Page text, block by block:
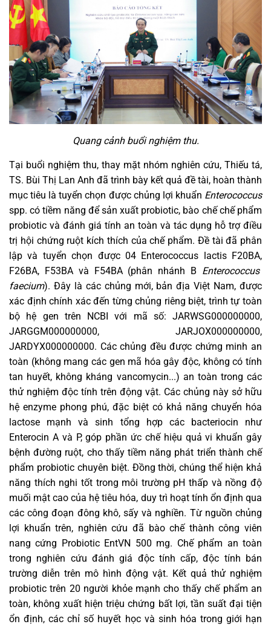
Quang cảnh buổi nghiệm thu.
Tại buổi nghiệm thu, thay mặt nhóm nghiên cứu, Thiếu tá,
TS. Bùi Thị Lan Anh đã trình bày kết quả đề tài, hoàn thành
mục tiêu là tuyển chọn được chủng lợi khuẩn Enterococcus
spp. có tiềm năng để sản xuất probiotic, bào chế chế phẩm
probiotic và đánh giá tính an toàn và tác dụng hỗ trợ điều
trị hội chứng ruột kích thích của chế phẩm. Đề tài đã phân
lập và tuyển chọn được 04 Enterococcus lactis F20BA,
F26BA, F53BA và F54BA (phân nhánh B Enterococcus
faecium). Đây là các chủng mới, bản địa Việt Nam, được
xác định chính xác đến từng chủng riêng biệt, trình tự toàn
bộ hệ gen trên NCBI với mã số: JARWSG000000000,
JARGGM000000000, JARJOX000000000,
JARDYX000000000. Các chủng đều được chứng minh an
toàn (không mang các gen mã hóa gây độc, không có tính
tan huyết, không kháng vancomycin...) an toàn trong các
thử nghiệm độc tính trên động vật. Các chủng này sở hữu
hệ enzyme phong phú, đặc biệt có khả năng chuyển hóa
lactose mạnh và sinh tổng hợp các bacteriocin như
Enterocin A và P, góp phần ức chế hiệu quả vi khuẩn gây
bệnh đường ruột, cho thấy tiềm năng phát triển thành chế
phẩm probiotic chuyên biệt. Đồng thời, chúng thể hiện khả
năng thích nghi tốt trong môi trường pH thấp và nồng độ
muối mật cao của hệ tiêu hóa, duy trì hoạt tính ổn định qua
các công đoạn đông khô, sấy và nghiền. Từ nguồn chủng
lợi khuẩn trên, nghiên cứu đã bào chế thành công viên
nang cứng Probiotic EntVN 500 mg. Chế phẩm an toàn
trong nghiên cứu đánh giá độc tính cấp, độc tính bán
trường diễn trên mô hình động vật. Kết quả thử nghiệm
probiotic trên 20 người khỏe mạnh cho thấy chế phẩm an
toàn, không xuất hiện triệu chứng bất lợi, tần suất đại tiện
ổn định, các chỉ số huyết học và sinh hóa trong giới hạn